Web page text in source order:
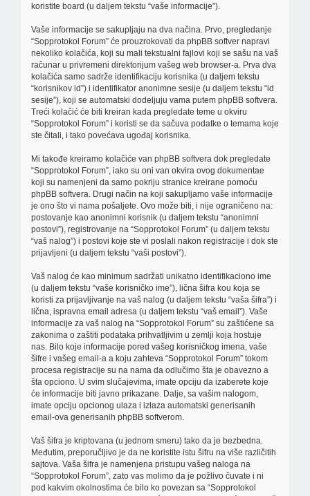
koristite board (u daljem tekstu “vaše informacije”).
Vaše informacije se sakupljaju na dva načina. Prvo, pregledanje
“Sopprotokol Forum” će prouzrokovati da phpBB softver napravi
nekoliko kolačića, koji su mali tekstualni fajlovi koji se sašu na vaš
računar u privremeni direktorijum vašeg web browser-a. Prva dva
kolačića samo sadrže identifikaciju korisnika (u daljem tekstu
“korisnikov id”) i identifikator anonimne sesije (u daljem tekstu “id
sesije”), koji se automatski dodeljuju vama putem phpBB softvera.
Treći kolačić će biti kreiran kada pregledate teme u okviru
“Sopprotokol Forum” i koristi se da sačuva podatke o temama koje
ste čitali, i tako povećava ugođaj korisnika.
Mi takođe kreiramo kolačiće van phpBB softvera dok pregledate
“Sopprotokol Forum”, iako su oni van okvira ovog dokumentae
koji su namenjeni da samo pokriju stranice kreirane pomoću
phpBB softvera. Drugi način na koji sakupljamo vaše informacije
je ono što vi nama pošaljete. Ovo može biti, i nije ograničeno na:
postovanje kao anonimni korisnik (u daljem tekstu “anonimni
postovi”), registrovanje na “Sopprotokol Forum” (u daljem tekstu
“vaš nalog”) i postovi koje ste vi poslali nakon registracije i dok ste
prijavljeni (u daljem tekstu “vaši postovi”).
Vaš nalog će kao minimum sadržati unikatno identifikaciono ime
(u daljem tekstu “vaše korisničko ime”), lična šifra kou koja se
koristi za prijavljivanje na vaš nalog (u daljem tekstu “vaša šifra”) i
lična, ispravna email adresa (u daljem tekstu “vaš email”). Vaše
informacije za vaš nalog na “Sopprotokol Forum” su zaštićene sa
zakonima o zaštiti podataka prihvatljivim u zemlji koja hostuje
nas. Bilo koje informacije pored vašeg korisničkog imena, vaše
šifre i vašeg email-a a koju zahteva “Sopprotokol Forum” tokom
procesa registracije su na nama da odlučimo šta je obavezno a
šta opciono. U svim slučajevima, imate opciju da izaberete koje
će informacije biti javno prikazane. Dalje, sa vašim nalogom,
imate opciju opcionog ulaza i izlaza automatski generisanih
email-ova generisanih phpBB softverom.
Vaš šifra je kriptovana (u jednom smeru) tako da je bezbedna.
Međutim, preporučljivo je da ne koristite istu šifru na više različitih
sajtova. Vaša šifra je namenjena pristupu vašeg naloga na
“Sopprotokol Forum”, zato vas molimo da je požlivo čuvate i ni
pod kakvim okolnostima će bilo ko povezan sa “Sopprotokol